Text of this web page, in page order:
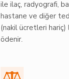
ile ilaç, radyografi,
hastane ve diğer
(nakil ücretleri
ödenir.